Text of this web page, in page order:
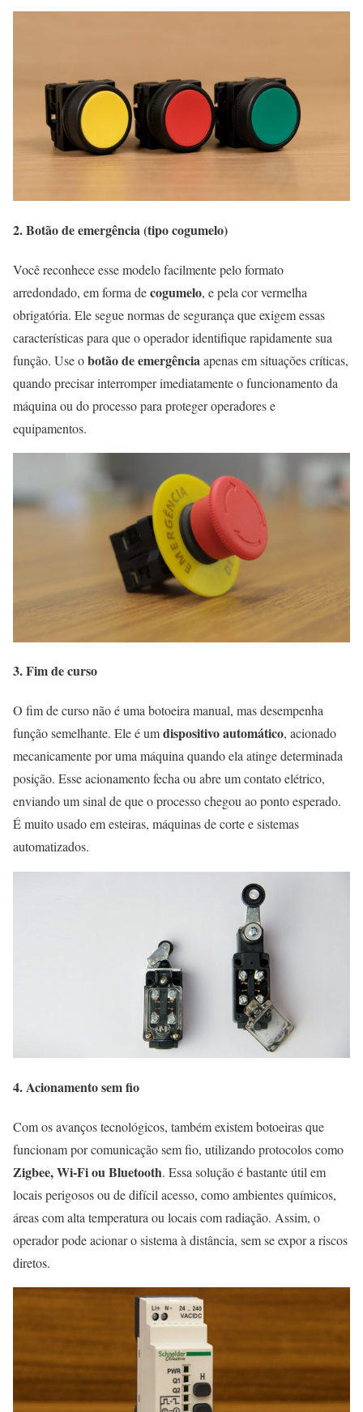
2. Botão de emergência (tipo cogumelo)
Você reconhece esse modelo facilmente pelo formato
arredondado, em forma decogumelo, e pela cor vermelha
obrigatória. Ele segue normas de segurança que exigem essas
características para que o operador identifique rapidamente sua
função. Use obotão de emergênciaapenas em situações críticas,
quando precisar interromper imediatamente o funcionamento da
máquina ou do processo para proteger operadores e
equipamentos.
3. Fim de curso
O fim de curso não é uma botoeira manual, mas desempenha
função semelhante. Ele é umdispositivo automático, acionado
mecanicamente por uma máquina quando ela atinge determinada
posição. Esse acionamento fecha ou abre um contato elétrico,
enviando um sinal de que o processo chegou ao ponto esperado.
É muito usado em esteiras, máquinas de corte e sistemas
automatizados.
4. Acionamento sem fio
Com os avanços tecnológicos, também existem botoeiras que
funcionam por comunicação sem fio, utilizando protocolos como
Zigbee, Wi-Fi ou Bluetooth. Essa solução é bastante útil em
locais perigosos ou de difícil acesso, como ambientes químicos,
áreas com alta temperatura ou locais com radiação. Assim, o
operador pode acionar o sistema à distância, sem se expor a riscos
diretos.